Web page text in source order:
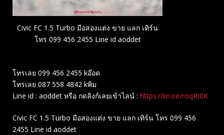
Civic FC 1.5 Turbo มือสองแต่ง ขาย แลก เทิร์น
โทร 099 456 2455 Line id aoddet
โทรเลย 099 456 2455 kอ๊อด
โทรเลย 087 558 4842 kพิม
Line id : aoddet หรือ กดลิงก์เลยเข้าไลน์ : https://lin.ee/roqRI8K
Civic FC 1.5 Turbo มือสองแต่ง ขาย แลก เทิร์น โทร 099 456
2455 Line id aoddet